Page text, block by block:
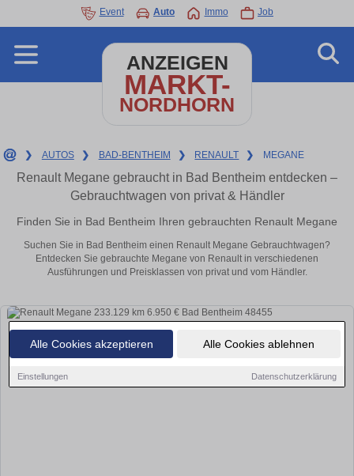
Alle Cookies akzeptieren Alle Cookies ablehnen
Einstellungen Datenschutzerklärung
Event Auto Immo Job
ANZEIGEN
MARKT-
NORDHORN
❯ AUTOS ❯ BAD-BENTHEIM ❯ RENAULT ❯ MEGANE
Renault Megane gebraucht in Bad Bentheim entdecken –
Gebrauchtwagen von privat & Händler
Finden Sie in Bad Bentheim Ihren gebrauchten Renault Megane
Suchen Sie in Bad Bentheim einen Renault Megane Gebrauchtwagen?
Entdecken Sie gebrauchte Megane von Renault in verschiedenen
Ausführungen und Preisklassen von privat und vom Händler.